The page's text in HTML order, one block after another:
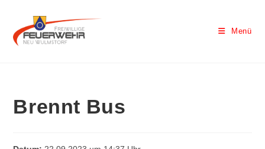
Menü
Brennt Bus